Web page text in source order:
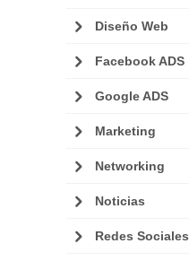
Diseño Web
Facebook ADS
Google ADS
Marketing
Networking
Noticias
Redes Sociales